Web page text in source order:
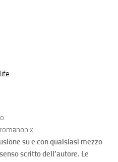
su e con qualsiasi mezzo
scritto dell’autore. Le